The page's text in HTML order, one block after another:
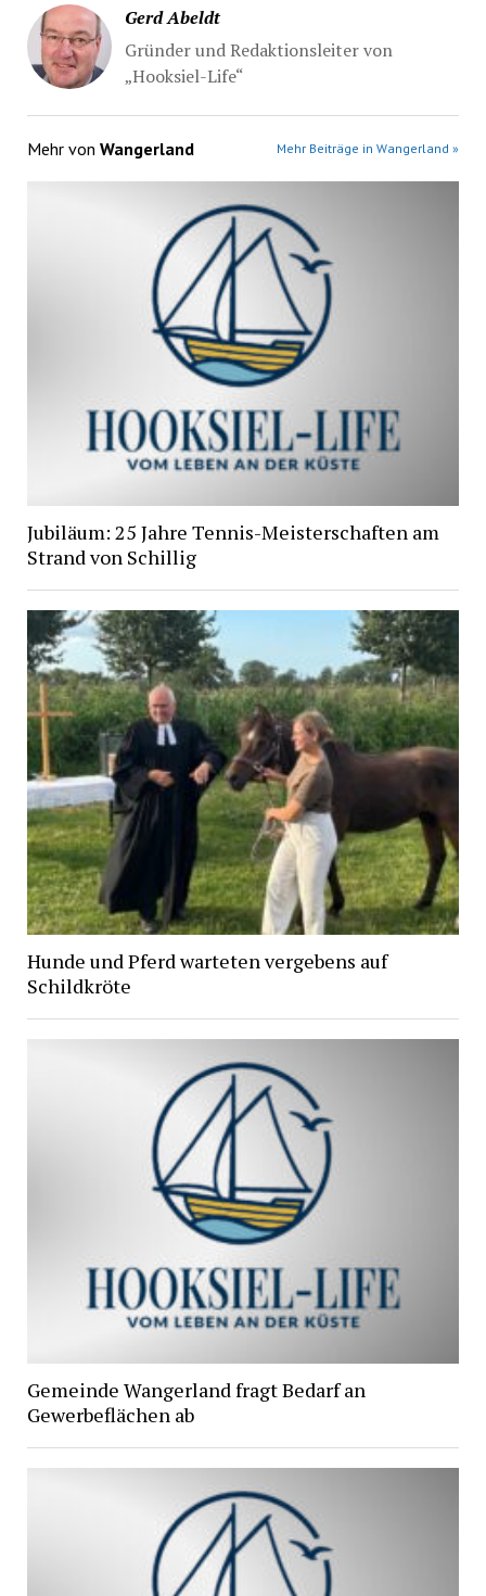
Gerd Abeldt
Gründer und Redaktionsleiter von
„Hooksiel-Life“
Mehr von Wangerland Mehr Beiträge in Wangerland »
Jubiläum: 25 Jahre Tennis-Meisterschaften am
Strand von Schillig
Hunde und Pferd warteten vergebens auf
Schildkröte
Gemeinde Wangerland fragt Bedarf an
Gewerbeflächen ab